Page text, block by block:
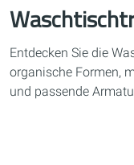
Entdecken Sie die
organische Formen,
und passende